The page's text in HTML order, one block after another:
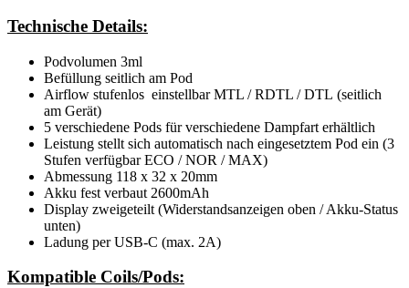
Technische Details:
Podvolumen 3ml
Befüllung seitlich am Pod
Airflow stufenlos einstellbar MTL / RDTL / DTL (seitlich
am Gerät)
5 verschiedene Pods für verschiedene Dampfart erhältlich
Leistung stellt sich automatisch nach eingesetztem Pod ein (3
Stufen verfügbar ECO / NOR / MAX)
Abmessung 118 x 32 x 20mm
Akku fest verbaut 2600mAh
Display zweigeteilt (Widerstandsanzeigen oben / Akku-Status
unten)
Ladung per USB-C (max. 2A)
Kompatible Coils/Pods: